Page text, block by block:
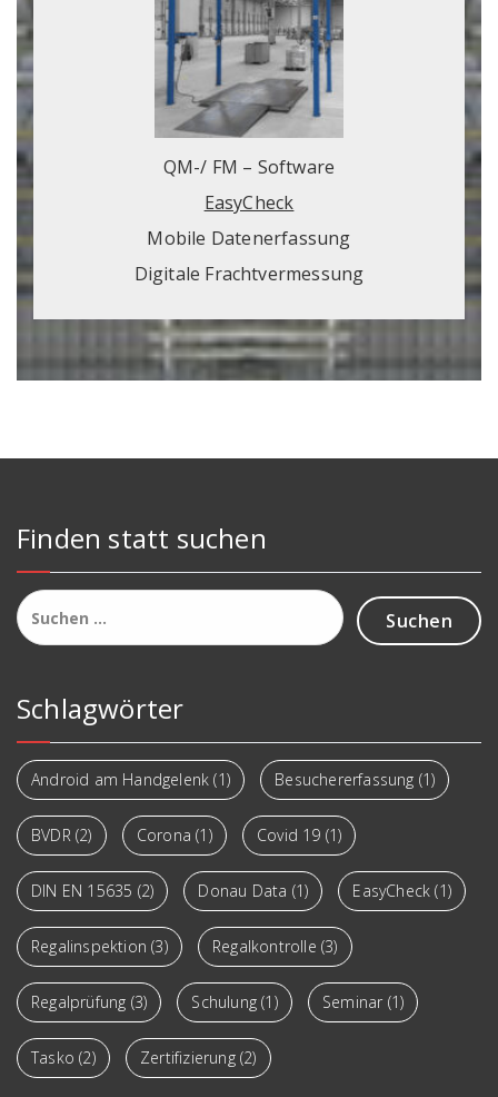
QM-/ FM – Software
EasyCheck
Mobile Datenerfassung
Digitale Frachtvermessung
Finden statt suchen
Suchen
nach:
Schlagwörter
Android am Handgelenk (1) Besuchererfassung (1)
BVDR(2) Corona (1) Covid 19 (1)
DIN EN 15635 (2) Donau Data (1) EasyCheck (1)
Regalinspektion (3) Regalkontrolle (3)
Regalprüfung (3) Schulung (1) Seminar (1)
Tasko (2) Zertifizierung(2)